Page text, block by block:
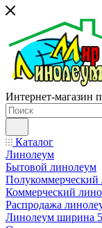
Интернет-магазин
Каталог
Линолеум
Бытовой линолеум
Полукоммерческий
Коммерческий
Распродажа
Линолеум ширина